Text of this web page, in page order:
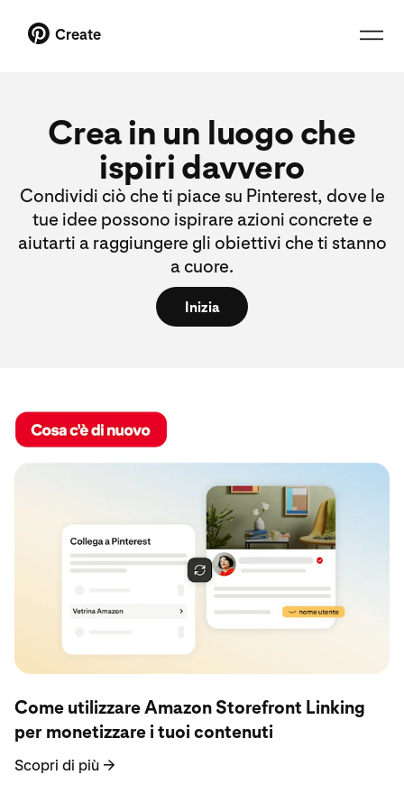
Create
Crea in un luogo che
ispiri davvero
Condividi ciò che ti piace su Pinterest, dove le
tue idee possono ispirare azioni concrete e
aiutarti a raggiungere gli obiettivi che ti stanno
a cuore.
Inizia
Come utilizzare Amazon Storefront Linking
per monetizzare i tuoi contenuti
Scopri di più →